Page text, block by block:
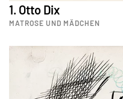
1. Otto Dix
MATROSE UND MÄDCHEN